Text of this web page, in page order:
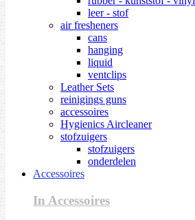
leer - stof
air fresheners
cans
hanging
liquid
ventclips
Leather Sets
reinigings guns
accessoires
Hygienics Aircleaner
stofzuigers
stofzuigers
onderdelen
Accessoires
In Accessoires